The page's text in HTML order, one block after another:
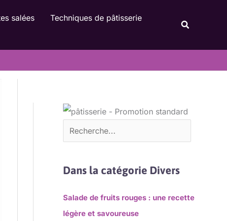
salées
Techniques de pâtisserie
Dans la catégorie Divers
Salade de fruits rouges : une recette
légère et savoureuse